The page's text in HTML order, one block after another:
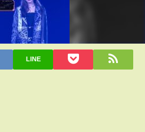
LINE